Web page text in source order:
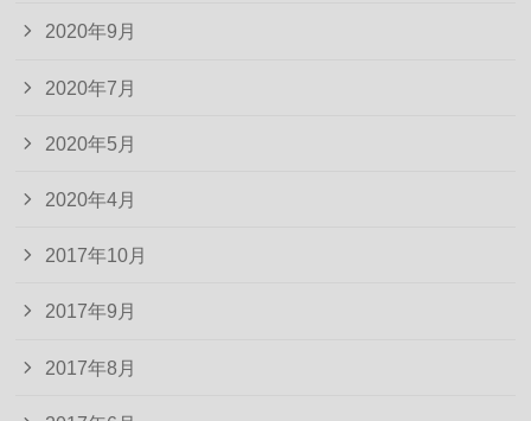
2020年9月
2020年7月
2020年5月
2020年4月
2017年10月
2017年9月
2017年8月